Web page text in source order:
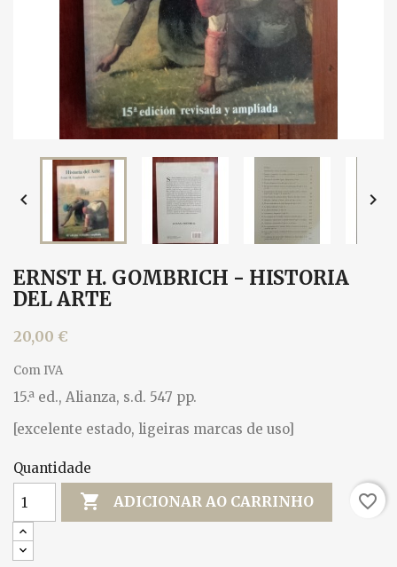
 
ERNST H. GOMBRICH - HISTORIA
DEL ARTE
20,00 €
Com IVA
15.ª ed., Alianza, s.d. 547 pp.
[excelente estado, ligeiras marcas de uso]
Quantidade
 ADICIONAR AO CARRINHO favorite_border